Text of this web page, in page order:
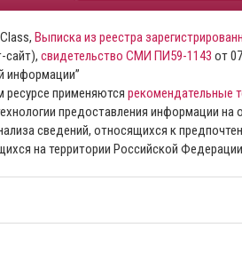
Выписка из реестра
сайт), свидетельство СМИ ПИ59-1143 от
информации”
применяются рекомендательные
предоставления информации на
сведений, относящихся к
на территории Российской